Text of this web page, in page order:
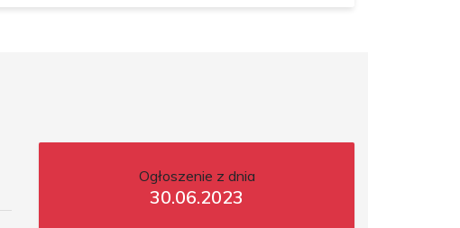
Ogłoszenie z dnia
30.06.2023